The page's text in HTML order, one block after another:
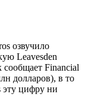
озвучило
Leavesden
сообщает Financial
долларов), в то
эту цифру ни